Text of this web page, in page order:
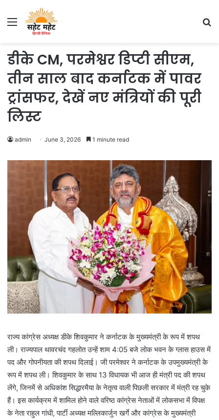
Menu
डीके CM, परमेश्वर डिप्टी सीएम,
तीन साल बाद कर्नाटक में पावर
ट्रांसफर, देखें नए मंत्रियों की पूरी
लिस्ट
admin June 3, 2026 1 minute read
राज्य कांग्रेस अध्यक्ष डीके शिवकुमार ने कर्नाटक के मुख्यमंत्री के रूप में शपथ
ली। राज्यपाल थावरचंद गहलोत उन्हें शाम 4:05 बजे लोक भवन के ग्लास हाउस में
पद और गोपनीयता की शपथ दिलाई। जी परमेश्वर ने कर्नाटक के उपमुख्यमंत्री के
रूप में शपथ ली। शिवकुमार के साथ 13 विधायक भी आज ही मंत्री पद की शपथ
लेंगे, जिनमें से अधिकांश सिद्धारमैया के नेतृत्व वाली पिछली सरकार में मंत्री रह चुके
हैं। इस कार्यक्रम में शामिल होने वाले वरिष्ठ कांग्रेस नेताओं में लोकसभा में विपक्ष
के नेता राहुल गांधी, पार्टी अध्यक्ष मल्लिकार्जुन खर्गे और कांग्रेस के मुख्यमंत्री